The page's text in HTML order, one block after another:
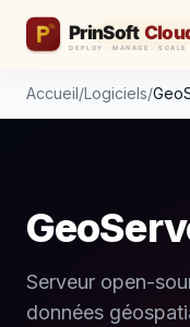
Accueil/Logiciels/
Serveur open-
données